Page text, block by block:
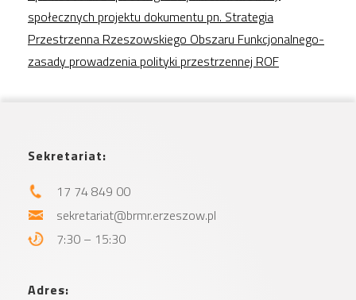
społecznych projektu dokumentu pn. Strategia
Przestrzenna Rzeszowskiego Obszaru Funkcjonalnego-
zasady prowadzenia polityki przestrzennej ROF
Sekretariat:
17 74 849 00
sekretariat@brmr.erzeszow.pl
7:30 – 15:30
Adres: